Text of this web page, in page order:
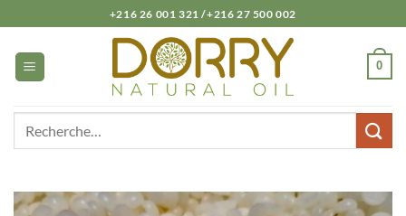
au
contenu
+216 26 001 321 /+216 27 500 002
0